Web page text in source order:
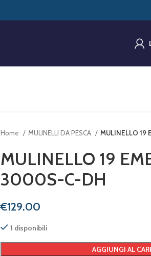
Home MULINELLI DA PESCA MULINELLO 19
MULINELLO 19
3000S-C-DH
€
1 disponibili
AGGIUNGI AL